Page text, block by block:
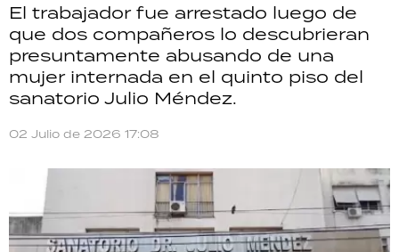
El trabajador fue arrestado luego de
que dos compañeros lo descubrieran
presuntamente abusando de una
mujer internada en el quinto piso del
sanatorio Julio Méndez.
02 Julio de 2026 17:08
SALUD
DEPORTES
TECNOLOGÍA
RECETAS
PALABRAS